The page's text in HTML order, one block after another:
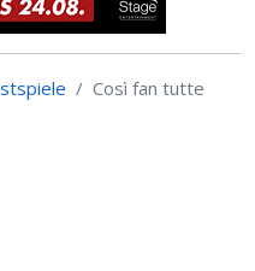
Così fan tutte